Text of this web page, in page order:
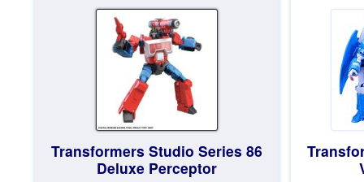
Transformers Studio Series 86
Deluxe Perceptor